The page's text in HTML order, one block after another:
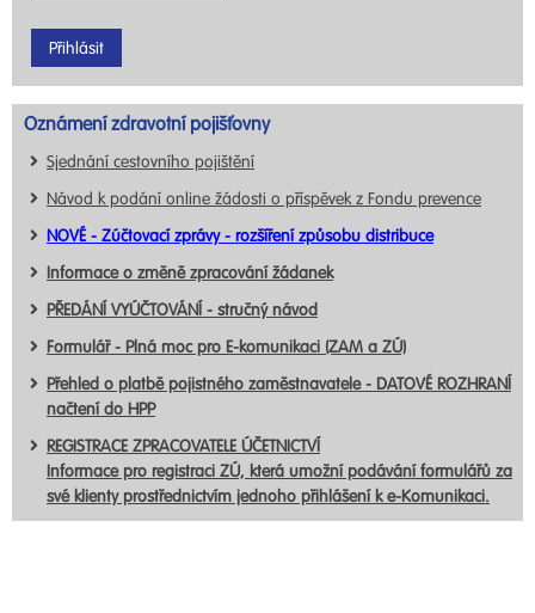
Oznámení zdravotní pojišťovny
Sjednání cestovního pojištění
Návod k podání online žádosti o příspěvek z Fondu prevence
NOVÉ - Zúčtovací zprávy - rozšíření způsobu distribuce
Informace o změně zpracování žádanek
PŘEDÁNÍ VYÚČTOVÁNÍ - stručný návod
Formulář - Plná moc pro E-komunikaci (ZAM a ZÚ)
Přehled o platbě pojistného zaměstnavatele - DATOVÉ ROZHRANÍ
načtení do HPP
REGISTRACE ZPRACOVATELE ÚČETNICTVÍ
Informace pro registraci ZÚ, která umožní podávání formulářů za
své klienty prostřednictvím jednoho přihlášení k e-Komunikaci.